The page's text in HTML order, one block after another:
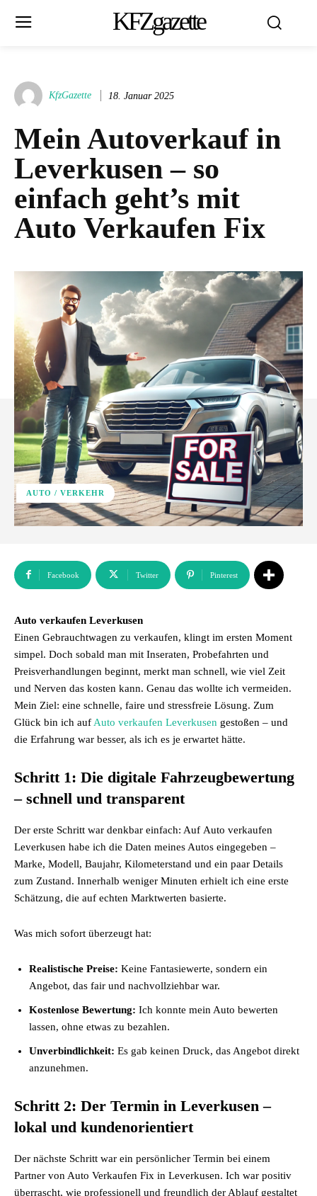
KFZgazette
KfzGazette 18. Januar 2025
Mein Autoverkauf in
Leverkusen – so
einfach geht’s mit
Auto Verkaufen Fix
AUTO / VERKEHR
Facebook Twitter Pinterest
Auto verkaufen Leverkusen
Einen Gebrauchtwagen zu verkaufen, klingt im ersten Moment
simpel. Doch sobald man mit Inseraten, Probefahrten und
Preisverhandlungen beginnt, merkt man schnell, wie viel Zeit
und Nerven das kosten kann. Genau das wollte ich vermeiden.
Mein Ziel: eine schnelle, faire und stressfreie Lösung. Zum
Glück bin ich auf Auto verkaufen Leverkusen gestoßen – und
die Erfahrung war besser, als ich es je erwartet hätte.
Schritt 1: Die digitale Fahrzeugbewertung
– schnell und transparent
Der erste Schritt war denkbar einfach: Auf Auto verkaufen
Leverkusen habe ich die Daten meines Autos eingegeben –
Marke, Modell, Baujahr, Kilometerstand und ein paar Details
zum Zustand. Innerhalb weniger Minuten erhielt ich eine erste
Schätzung, die auf echten Marktwerten basierte.
Was mich sofort überzeugt hat:
Realistische Preise: Keine Fantasiewerte, sondern ein
Angebot, das fair und nachvollziehbar war.
Kostenlose Bewertung: Ich konnte mein Auto bewerten
lassen, ohne etwas zu bezahlen.
Unverbindlichkeit: Es gab keinen Druck, das Angebot direkt
anzunehmen.
Schritt 2: Der Termin in Leverkusen –
lokal und kundenorientiert
Der nächste Schritt war ein persönlicher Termin bei einem
Partner von Auto Verkaufen Fix in Leverkusen. Ich war positiv
überrascht, wie professionell und freundlich der Ablauf gestaltet